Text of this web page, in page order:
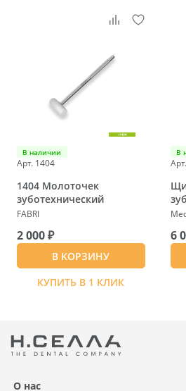
В наличии
Арт. 1404
1404 Молоточек
зуботехнический
FABRI
2 000 ₽
В КОРЗИНУ
КУПИТЬ В 1 КЛИК
В
6
О нас